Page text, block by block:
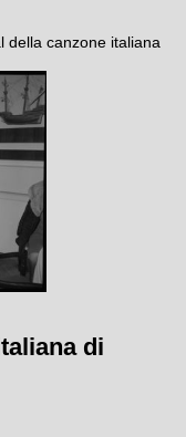
della canzone italiana
di